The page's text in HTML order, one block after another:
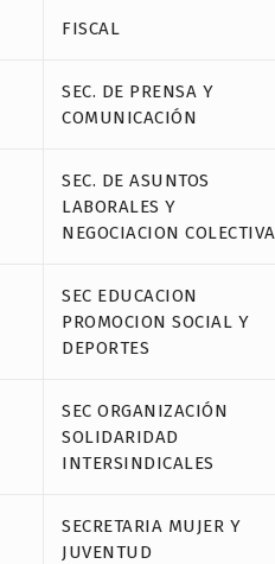
FISCAL
SEC. DE PRENSA Y
COMUNICACIÓN
SEC. DE ASUNTOS
LABORALES Y
NEGOCIACION COLECTIVA
SEC EDUCACION
PROMOCION SOCIAL Y
DEPORTES
SEC ORGANIZACIÓN
SOLIDARIDAD
INTERSINDICALES
SECRETARIA MUJER Y
JUVENTUD